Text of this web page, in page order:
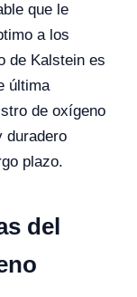
que le
a los
de Kalstein es
última
de oxígeno
duradero
plazo.
del